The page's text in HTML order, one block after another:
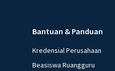
Bantuan & Panduan
Kredensial Perusahaan
Beasiswa Ruangguru